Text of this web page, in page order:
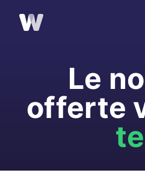
Le
offerte